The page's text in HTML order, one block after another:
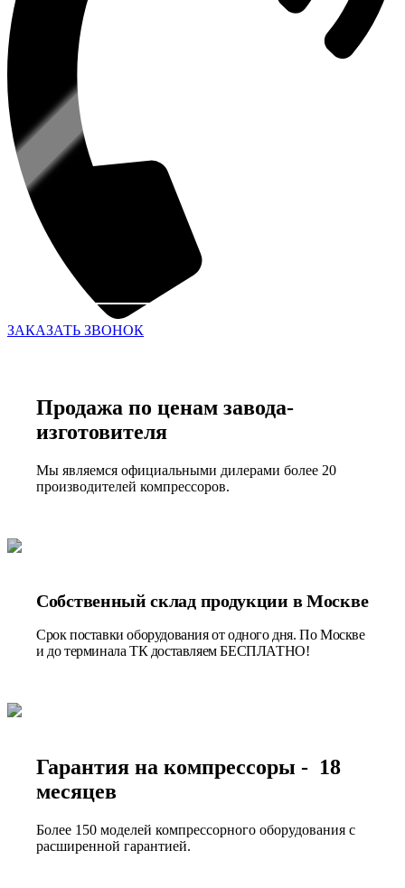
ЗАКАЗАТЬ ЗВОНОК
Продажа по ценам завода-
изготовителя
Мы являемся официальными дилерами более 20
производителей компрессоров.
Собственный склад продукции в Москве
Срок поставки оборудования от одного дня. По Москве
и до терминала ТК доставляем БЕСПЛАТНО!
Гарантия на компрессоры - 18
месяцев
Более 150 моделей компрессорного оборудования с
расширенной гарантией.